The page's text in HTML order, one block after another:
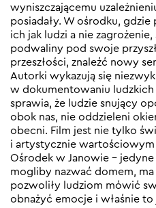
wyniszczającemu
posiadały. W ośrodku,
ich jak ludzi a nie
podwaliny pod swoje
przeszłości, znaleźć nowy
Autorki wykazują się
w dokumentowaniu
sprawia, że ludzie snujący
obok nas, nie oddzieleni
obecni. Film jest nie tylko
i artystycznie wartościowym
Ośrodek w Janowie –
mogliby nazwać domem,
pozwoliły ludziom mówić
obnażyć emocje i właśnie